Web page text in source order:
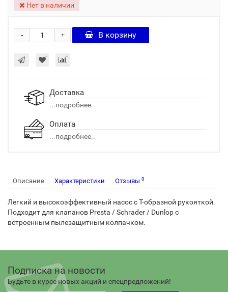
Нет в наличии
+
- В корзину
Доставка
...подробнее..
Оплата
...подробнее..
Описание Характеристики Отзывы 0
Легкий и высокоэффективный насос с Т-образной рукояткой.
Подходит для клапанов Presta / Schrader / Dunlop с
встроенным пылезащитным колпачком.
Подписка на новости
Будьте в курсе новых акций и спецпредложений!